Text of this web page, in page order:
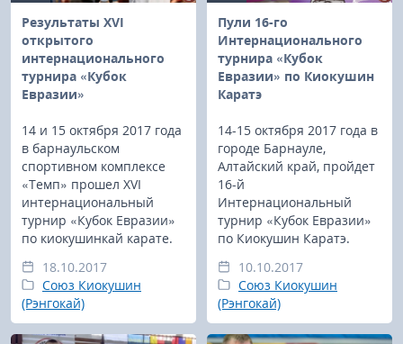
Результаты XVI
открытого
интернационального
турнира «Кубок
Евразии»
14 и 15 октября 2017 года
в барнаульском
спортивном комплексе
«Темп» прошел XVI
интернациональный
турнир «Кубок Евразии»
по киокушинкай карате.
18.10.2017
Союз Киокушин
(Рэнгокай)
Пули 16-го
Интернационального
турнира «Кубок
Евразии» по Киокушин
Каратэ
14-15 октября 2017 года в
городе Барнауле,
Алтайский край, пройдет
16-й
Интернациональный
турнир «Кубок Евразии»
по Киокушин Каратэ.
10.10.2017
Союз Киокушин
(Рэнгокай)
UFC и MMA
Муай тай